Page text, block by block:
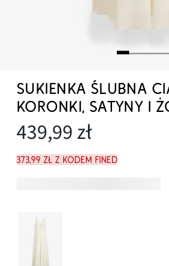
SUKIENKA ŚLUBNA
KORONKI, SATYNY I
439,99 zł
373,99 zł z kodem FINED